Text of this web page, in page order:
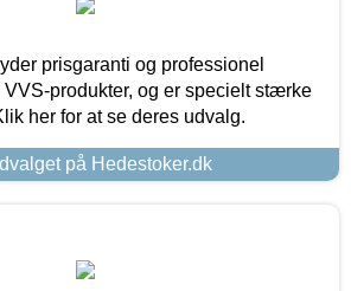
prisgaranti og professionel
produkter, og er specielt stærke
her for at se deres udvalg.
på Hedestoker.dk